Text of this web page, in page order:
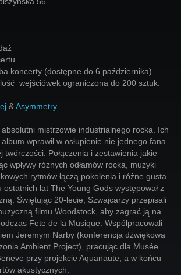
koncerty (dostępne do 6 października)
wejściówek ograniczona do 200 sztuk.
& Asymmetry
mistrzowie industrialnego rocka. Ich
wprawił w osłupienie nie jednego fana
twórczości. Połączenia i zestawienia jakie
wpływy różnych odłamów rocka, muzyki
rytmów łączą pokolenia i różne gusta
ostatnich lat The Young Gods występował z
Świętując 20-lecie, Szwajcarzy przepisali
filmu Woodstock, aby zagrać ją na
Fete de la Musique. Współpracowali
Jeremym Narby (konferencja dźwiękowa
Ambient Project), pracując dla Musée
przy projekcie Aquanaute, a w końcu
akustycznych.